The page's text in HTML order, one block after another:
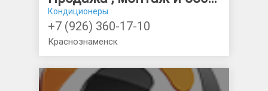
Кондиционеры
+7 (926) 360-17-10
Краснознаменск